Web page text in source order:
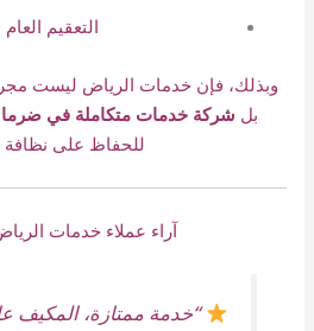
التعقيم
وبذلك، فإن خدمات الرياض ليست
بل شركة خدمات متكاملة في ضرما
للحفاظ على نظافة
آراء عملاء خدمات
“خدمة ممتازة، المكيف